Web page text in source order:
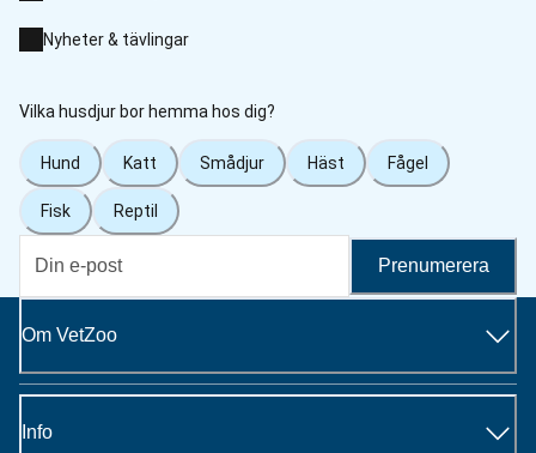
Nyheter & tävlingar
Vilka husdjur bor hemma hos dig?
Hund Katt Smådjur Häst Fågel
Fisk Reptil
Prenumerera
Om VetZoo
Info